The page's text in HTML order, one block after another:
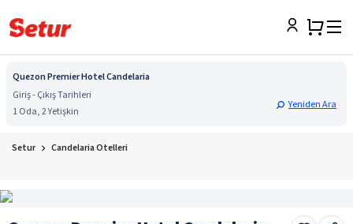
Quezon Premier Hotel Candelaria
Giriş - Çıkış Tarihleri
1 Oda, 2 Yetişkin
Yeniden Ara
Setur Candelaria Otelleri